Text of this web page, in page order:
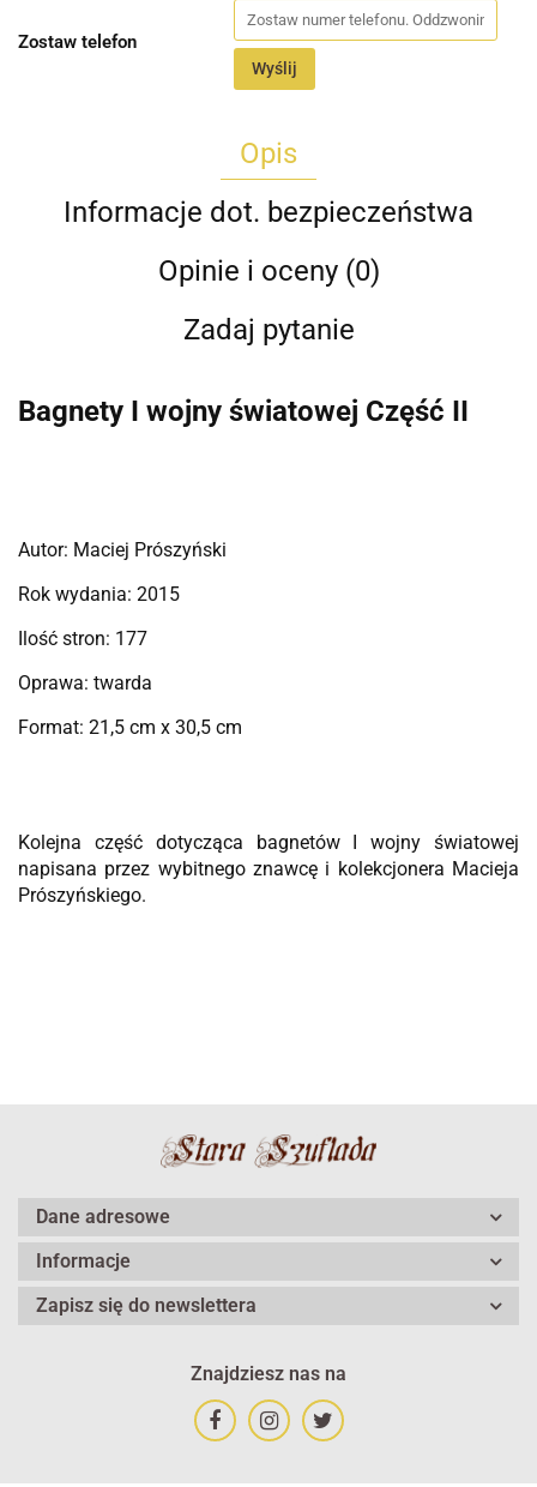
Zostaw telefon
Wyślij
Opis
Informacje dot. bezpieczeństwa
Opinie i oceny (0)
Zadaj pytanie
Bagnety I wojny światowej Część II
Autor: Maciej Prószyński
Rok wydania: 2015
Ilość stron: 177
Oprawa: twarda
Format: 21,5 cm x 30,5 cm
Kolejna część dotycząca bagnetów I wojny światowej
napisana przez wybitnego znawcę i kolekcjonera Macieja
Prószyńskiego.
Dane adresowe
Informacje
Zapisz się do newslettera
Znajdziesz nas na